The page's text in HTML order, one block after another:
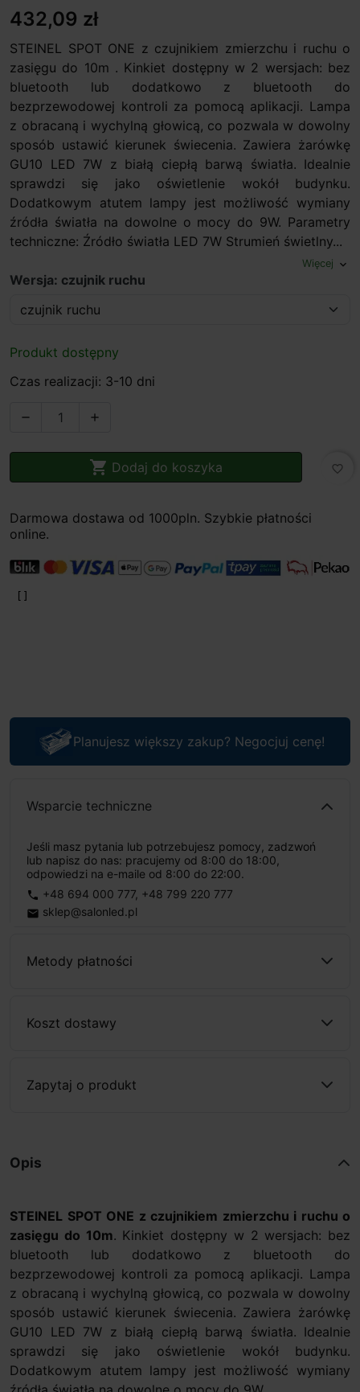
432,09 zł
STEINEL SPOT ONE z czujnikiem zmierzchu i ruchu o
zasięgu do 10m . Kinkiet dostępny w 2 wersjach: bez
bluetooth lub dodatkowo z bluetooth do
bezprzewodowej kontroli za pomocą aplikacji. Lampa
z obracaną i wychylną głowicą, co pozwala w dowolny
sposób ustawić kierunek świecenia. Zawiera żarówkę
GU10 LED 7W z białą ciepłą barwą światła. Idealnie
sprawdzi się jako oświetlenie wokół budynku.
Dodatkowym atutem lampy jest możliwość wymiany
źródła światła na dowolne o mocy do 9W. Parametry
techniczne: Źródło światła LED 7W Strumień świetlny...
Więcej expand_more
Wersja: czujnik ruchu
Produkt dostępny
Czas realizacji: 3-10 dni
 
 Dodaj do koszyka favorite_border
Darmowa dostawa od 1000pln. Szybkie płatności
online.
Planujesz większy zakup? Negocjuj cenę!
Wsparcie techniczne
Jeśli masz pytania lub potrzebujesz pomocy, zadzwoń
lub napisz do nas: pracujemy od 8:00 do 18:00,
odpowiedzi na e-maile od 8:00 do 22:00.
phone +48 694 000 777, +48 799 220 777
email sklep@salonled.pl
Metody płatności
Koszt dostawy
Zapytaj o produkt
Opis
STEINEL SPOT ONE z czujnikiem zmierzchu i ruchu o
zasięgu do 10m. Kinkiet dostępny w 2 wersjach: bez
bluetooth lub dodatkowo z bluetooth do
bezprzewodowej kontroli za pomocą aplikacji. Lampa
z obracaną i wychylną głowicą, co pozwala w dowolny
sposób ustawić kierunek świecenia. Zawiera żarówkę
GU10 LED 7W z białą ciepłą barwą światła. Idealnie
sprawdzi się jako oświetlenie wokół budynku.
Dodatkowym atutem lampy jest możliwość wymiany